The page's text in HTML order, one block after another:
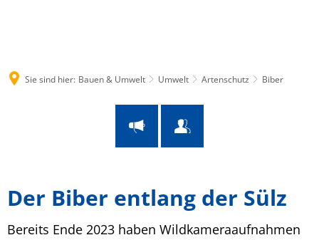
Sie sind hier: Bauen & Umwelt Umwelt Artenschutz Biber
Biber
Der Biber entlang der Sülz
Bereits Ende 2023 haben Wildkameraaufnahmen